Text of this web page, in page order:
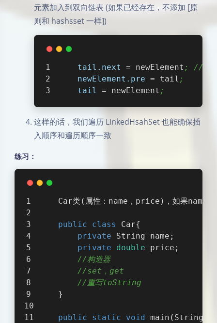
元素加入到双向链表 (如果已经存在，不添加 [原
则和 hashsset 一样])
tail.next = newElement ; //简
newElement.pre = tail ;
tail
= newElement ;
这样的话，我们遍历 LinkedHsahSet 也能确保插
入顺序和遍历顺序一致
练习：
Car类(属性：name，price)，如果name
public class Car{
private String name;
private
double price;
//构造器
//set，get
//重写toString
    }
public static void main ( String[]